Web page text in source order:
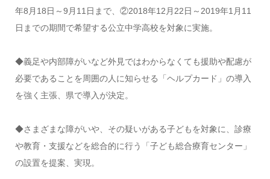
年8月18日～9月11日まで、②2018年12月22日～2019年1月11
日までの期間で希望する公立中学高校を対象に実施。
◆義足や内部障がいなど外見ではわからなくても援助や配慮が
必要であることを周囲の人に知らせる「ヘルプカード」の導入
を強く主張、県で導入が決定。
◆さまざまな障がいや、その疑いがある子どもを対象に、診療
や教育・支援などを総合的に行う「子ども総合療育センター」
の設置を提案、実現。